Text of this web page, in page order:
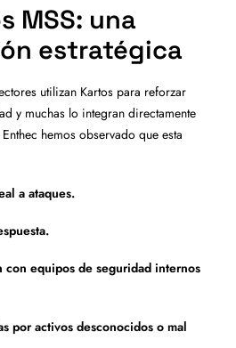
MSS: una
estratégica
utilizan Kartos para reforzar
y muchas lo integran directamente
hemos observado que esta
a ataques.
equipos de seguridad internos
por activos desconocidos o mal